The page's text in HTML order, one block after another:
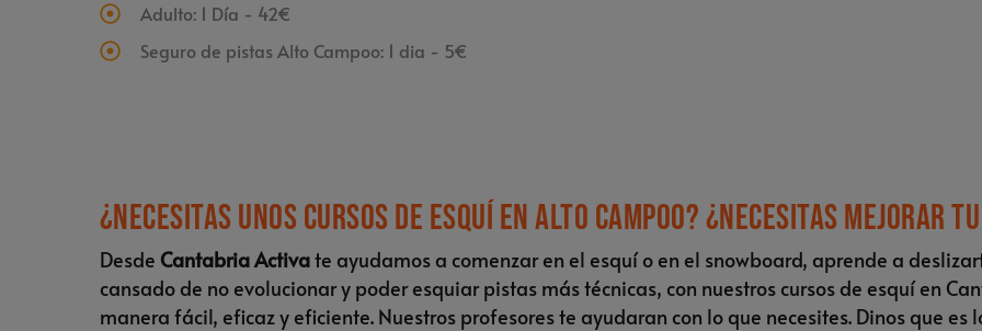
Adulto: 1 Día - 42€
Seguro de pistas Alto Campoo: 1 dia - 5€
¿Necesitas unos cursos de esquí en Alto Campoo? ¿Necesitas mejorar
Desde Cantabria Activate ayudamos a comenzar en el esquí o en el snowboard, aprende a
cansado de no evolucionar y poder esquiar pistas más técnicas, con nuestros cursos de esquí en
manera fácil, eficaz y eficiente. Nuestros profesores te ayudaran con lo que necesites. Dinos que es